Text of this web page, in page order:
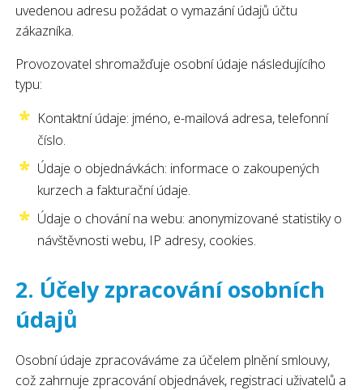
uvedenou adresu požádat o vymazání údajů účtu
zákazníka.
Provozovatel shromažďuje osobní údaje následujícího
typu:
Kontaktní údaje: jméno, e-mailová adresa, telefonní
číslo.
Údaje o objednávkách: informace o zakoupených
kurzech a fakturační údaje.
Údaje o chování na webu: anonymizované statistiky o
návštěvnosti webu, IP adresy, cookies.
2. Účely zpracování osobních
údajů
Osobní údaje zpracováváme za účelem plnění smlouvy,
což zahrnuje zpracování objednávek, registraci uživatelů a